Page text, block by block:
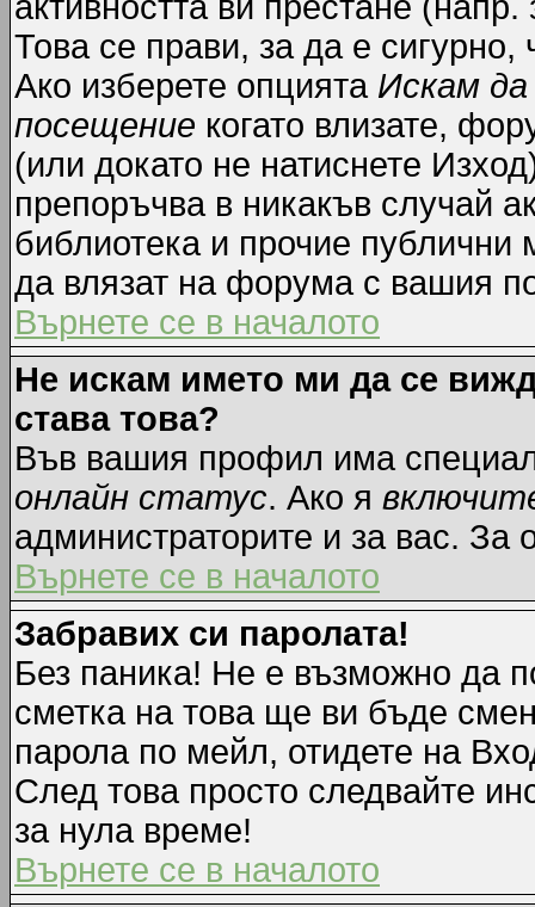
Това се прави, за да е
Ако изберете опцията Искам
посещение когато влизате,
(или докато не натиснете
препоръчва в никакъв случай
библиотека и прочие публични
да влязат на форума с вашия
Върнете се в началото
Не искам името ми да се
става това?
Във вашия профил има
онлайн статус. Ако я
администраторите и за вас. За
Върнете се в началото
Забравих си паролата!
Без паника! Не е възможно да
сметка на това ще ви бъде
парола по мейл, отидете на
След това просто следвайте
за нула време!
Върнете се в началото